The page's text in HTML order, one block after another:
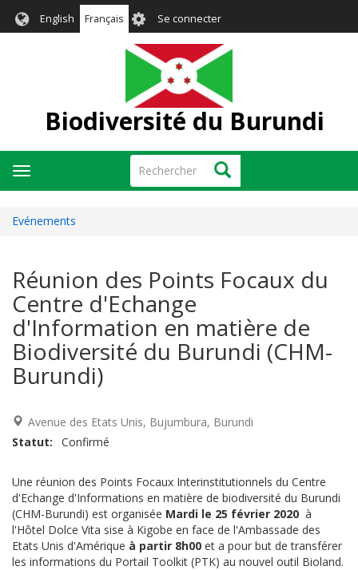
English Français User
account
menu
Se connecter
Biodiversité du Burundi
Rechercher Rechercher
Toggle
navigation
Evénements
Réunion des Points Focaux du
Centre d'Echange
d'Information en matière de
Biodiversité du Burundi (CHM-
Burundi)
Avenue des Etats Unis Bujumbura Burundi
Statut
Confirmé
Une réunion des Points Focaux Interinstitutionnels du Centre
d'Echange d'Informations en matière de biodiversité du Burundi
(CHM-Burundi) est organisée Mardi le 25 février 2020 à
l'Hôtel Dolce Vita sise à Kigobe en face de l'Ambassade des
Etats Unis d'Amérique à partir 8h00 et a pour but de transférer
les informations du Portail Toolkit (PTK) au nouvel outil Bioland.